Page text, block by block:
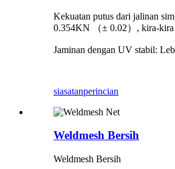
Kekuatan putus dari jalinan
0.354KN （± 0.02）, kira-
Jaminan dengan UV stabil:
siasatanperincian
Weldmesh Bersih
Weldmesh Bersih